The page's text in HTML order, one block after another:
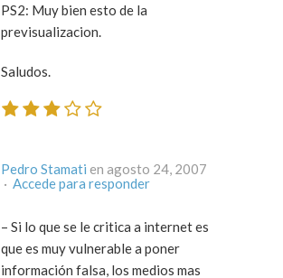
PS2: Muy bien esto de la
previsualizacion.
Saludos.
Pedro Stamati en agosto 24, 2007
· Accede para responder
– Si lo que se le critica a internet es
que es muy vulnerable a poner
información falsa, los medios mas